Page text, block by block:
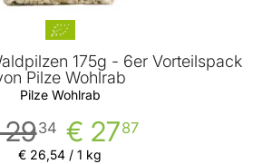
175g - 6er Vorteilspack
Pilze Wohlrab
Pilze Wohlrab
€ 2787
34
€ 26,54 / 1 kg